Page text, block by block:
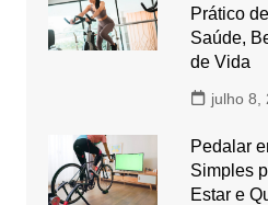
Prático
Saúde,
de Vida
julho 8,
Pedalar
Simples
Estar e